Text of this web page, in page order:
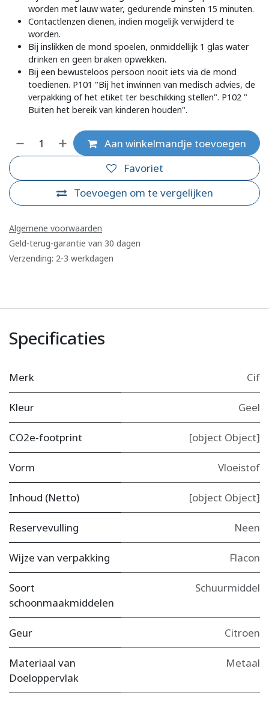
worden met lauw water, gedurende minsten 15 minuten.
Contactlenzen dienen, indien mogelijk verwijderd te
worden.
Bij inslikken de mond spoelen, onmiddellijk 1 glas water
drinken en geen braken opwekken.
Bij een bewusteloos persoon nooit iets via de mond
toedienen. P101 "Bij het inwinnen van medisch advies, de
verpakking of het etiket ter beschikking stellen". P102 "
Buiten het bereik van kinderen houden".
Aan winkelmandje toevoegen
Toevoegen om te vergelijken
Favoriet
Algemene voorwaarden
Geld-terug-garantie van 30 dagen
Verzending: 2-3 werkdagen
Specificaties
Merk Cif
Kleur Geel
CO2e-footprint [object Object]
Vorm Vloeistof
Inhoud (Netto) [object Object]
Reservevulling Neen
Wijze van verpakking Flacon
Soort
schoonmaakmiddelen
Schuurmiddel
Geur Citroen
Materiaal van
Doeloppervlak
Metaal